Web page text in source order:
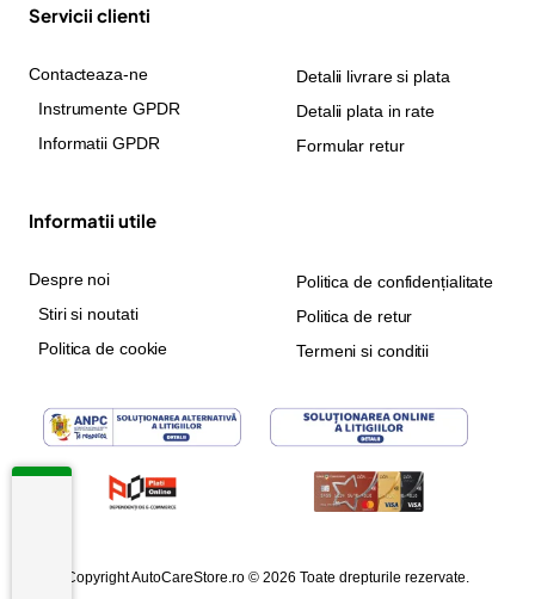
Servicii clienti
Contacteaza-ne
Instrumente GPDR
Informatii GPDR
Detalii livrare si plata
Detalii plata in rate
Formular retur
Informatii utile
Despre noi
Stiri si noutati
Politica de cookie
Politica de confidențialitate
Politica de retur
Termeni si conditii
Copyright AutoCareStore.ro © 2026 Toate drepturile rezervate.